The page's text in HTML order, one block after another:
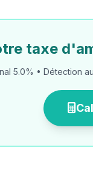
taxe
5.0% • Détection